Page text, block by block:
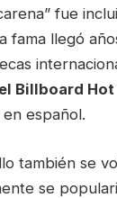
fue
fama llegó
Billboard
español.
también se
se